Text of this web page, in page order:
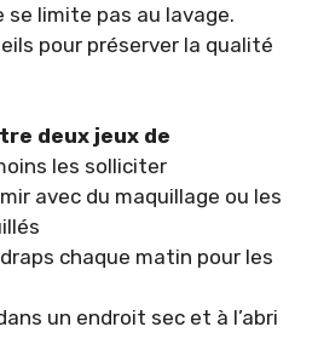
se limite pas au lavage.
pour préserver la qualité
deux jeux de
les solliciter
avec du maquillage ou les
chaque matin pour les
un endroit sec et à l’abri